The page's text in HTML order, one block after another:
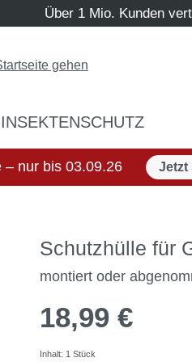
Über 1 Mio. Kunden
INSEKTENSCHUTZ
– nur bis 03.09.26 Jetzt
Schutzhülle für
montiert oder
18,99 €
Inhalt: 1 Stück